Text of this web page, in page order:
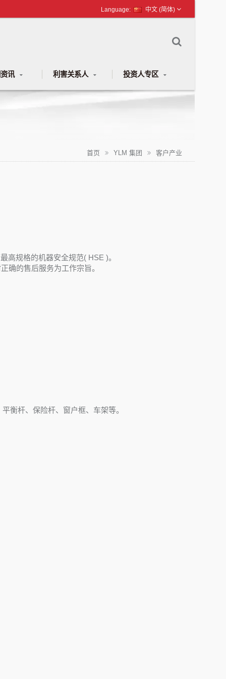
中文 (简体)
讯 利害关系人 投资人专区
首页 YLM 集团 客户产业
高规格的机器安全规范( HSE )。
确的售后服务为工作宗旨。
衡杆、保险杆、窗户框、车架等。